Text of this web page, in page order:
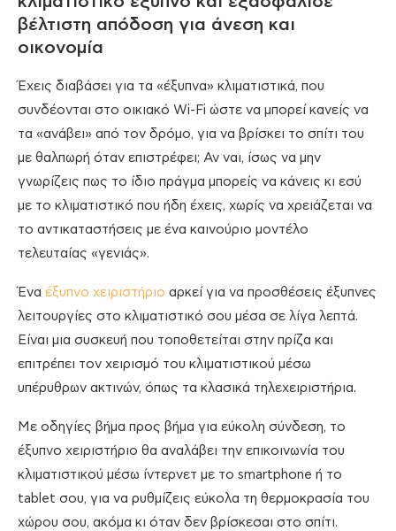
βέλτιστη απόδοση για άνεση και
οικονομία
Έχεις διαβάσει για τα «έξυπνα» κλιματιστικά, που
συνδέονται στο οικιακό Wi-Fi ώστε να μπορεί κανείς να
τα «ανάβει» από τον δρόμο, για να βρίσκει το σπίτι του
με θαλπωρή όταν επιστρέφει; Αν ναι, ίσως να μην
γνωρίζεις πως το ίδιο πράγμα μπορείς να κάνεις κι εσύ
με το κλιματιστικό που ήδη έχεις, χωρίς να χρειάζεται να
το αντικαταστήσεις με ένα καινούριο μοντέλο
τελευταίας «γενιάς».
Ένα έξυπνο χειριστήριο αρκεί για να προσθέσεις έξυπνες
λειτουργίες στο κλιματιστικό σου μέσα σε λίγα λεπτά.
Είναι μια συσκευή που τοποθετείται στην πρίζα και
επιτρέπει τον χειρισμό του κλιματιστικού μέσω
υπέρυθρων ακτινών, όπως τα κλασικά τηλεχειριστήρια.
Με οδηγίες βήμα προς βήμα για εύκολη σύνδεση, το
έξυπνο χειριστήριο θα αναλάβει την επικοινωνία του
κλιματιστικού μέσω ίντερνετ με το smartphone ή το
tablet σου, για να ρυθμίζεις εύκολα τη θερμοκρασία του
χώρου σου, ακόμα κι όταν δεν βρίσκεσαι στο σπίτι.